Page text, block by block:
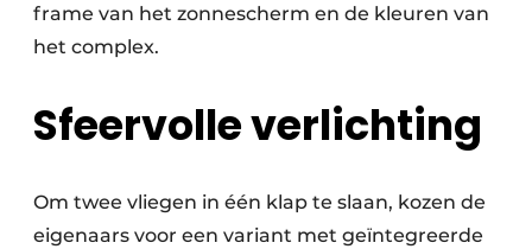
frame van het zonnescherm en de kleuren van
het complex.
Sfeervolle verlichting
Om twee vliegen in één klap te slaan, kozen de
eigenaars voor een variant met geïntegreerde